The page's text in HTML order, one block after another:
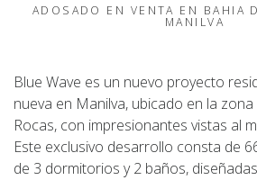
ADOSADO EN VENTA EN BAHIA
MANILVA
Blue Wave es un nuevo proyecto
nueva en Manilva, ubicado en la
Rocas, con impresionantes vistas al
Este exclusivo desarrollo consta de
de 3 dormitorios y 2 baños,